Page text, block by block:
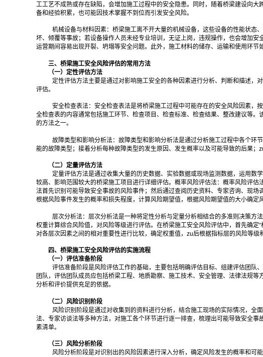
工工艺不成熟或存在缺陷，会增加施工过程中的安全隐患。同时，随着桥梁建设向
备和经验积累，也可能因技术掌握不到位而引发安全风险。
机械设备与材料因素：桥梁施工离不开大量的机械设备，这些设备的性能状态
坏、倾覆等事故；若设备操作人员未经专业培训，无证上岗，违规操作，也会增加
运营期间容易出现开裂、坍塌等安全问题。此外，施工材料的储存、运输和使用环节
三、桥梁施工安全风险评估的常用方法
（一）定性评估方法
定性评估方法主要是通过对影响施工安全的各种因素进行分析、判断和描述
评估。
安全检查表法：安全检查表法是将桥梁施工过程中可能存在的安全风险因素，
全检查表的内容通常包括施工环节、检查项目、检查标准、检查结果、整改建议等
的方法之一。
故障类型和影响分析法：故障类型和影响分析法是通过分析施工过程中各个环
能的故障类型；接着分析每种故障类型的发生原因、发生概率以及可能导致的后果；
（二）定量评估方法
定量评估方法是通过收集大量的历史数据、实验数据或现场监测数据，运用
较高、影响范围较大的桥梁施工项目进行详细评估。概率风险评估法：概率风险评
法首先识别可能导致安全事故的风险事件；然后通过查阅历史资料、专家咨询、现
根据风险事件发生的概率和损失程度，计算风险期望值，根据风险期望值的大小确定
层次分析法：层次分析法是一种将定性分析与定量分析相结合的多准则决策
权重计算综合风险值，对风险等级进行评估。在桥梁施工安全风险评估中，首先确
对各层次因素之间的相对重要性进行比较，确定权重值，zu后根据指标层的风险等
四、桥梁施工安全风险评估的实施流程
（一）评估准备阶段
评估准备阶段是风险评估工作的基础，主要包括明确评估目标、组建评估团队
团队，评估团队成员应包括桥梁工程、地质勘察、施工技术、安全管理、法律法规
分析和评价提供充足的依据。
（二）风险识别阶段
风险识别阶段是通过对收集到的资料进行分析，结合施工现场的实际情况，
法、专家访谈法等多种方法，对施工各个环节进行逐一排查，梳理出可能导致安全
素清单。
（三）风险分析阶段
风险分析阶段是对识别出的风险因素进行深入分析，确定风险发生的概率和